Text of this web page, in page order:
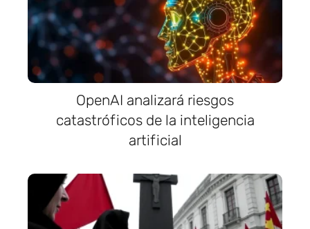
OpenAI analizará riesgos
catastróficos de la inteligencia
artificial